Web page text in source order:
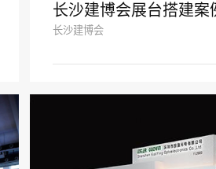
长沙建博会展台搭建案
长沙建博会